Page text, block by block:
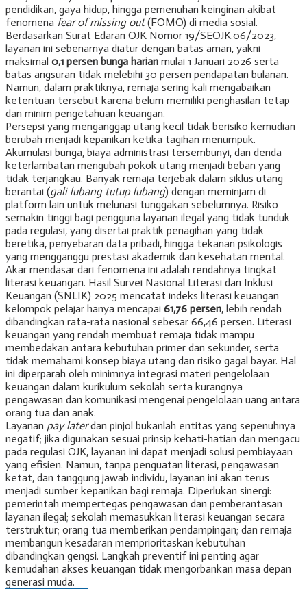
pendidikan, gaya hidup, hingga pemenuhan keinginan akibat
fenomena fear of missing out(FOMO) di media sosial.
Berdasarkan Surat Edaran OJK Nomor 19/SEOJK.06/2023,
layanan ini sebenarnya diatur dengan batas aman, yakni
maksimal 0,1 persen bunga harian mulai 1 Januari 2026 serta
batas angsuran tidak melebihi 30 persen pendapatan bulanan.
Namun, dalam praktiknya, remaja sering kali mengabaikan
ketentuan tersebut karena belum memiliki penghasilan tetap
dan minim pengetahuan keuangan.
Persepsi yang menganggap utang kecil tidak berisiko kemudian
berubah menjadi kepanikan ketika tagihan menumpuk.
Akumulasi bunga, biaya administrasi tersembunyi, dan denda
keterlambatan mengubah pokok utang menjadi beban yang
tidak terjangkau. Banyak remaja terjebak dalam siklus utang
berantai (gali lubang tutup lubang) dengan meminjam di
platform lain untuk melunasi tunggakan sebelumnya. Risiko
semakin tinggi bagi pengguna layanan ilegal yang tidak tunduk
pada regulasi, yang disertai praktik penagihan yang tidak
beretika, penyebaran data pribadi, hingga tekanan psikologis
yang mengganggu prestasi akademik dan kesehatan mental.
Akar mendasar dari fenomena ini adalah rendahnya tingkat
literasi keuangan. Hasil Survei Nasional Literasi dan Inklusi
Keuangan (SNLIK) 2025 mencatat indeks literasi keuangan
kelompok pelajar hanya mencapai 61,76 persen, lebih rendah
dibandingkan rata-rata nasional sebesar 66,46 persen. Literasi
keuangan yang rendah membuat remaja tidak mampu
membedakan antara kebutuhan primer dan sekunder, serta
tidak memahami konsep biaya utang dan risiko gagal bayar. Hal
ini diperparah oleh minimnya integrasi materi pengelolaan
keuangan dalam kurikulum sekolah serta kurangnya
pengawasan dan komunikasi mengenai pengelolaan uang antara
orang tua dan anak.
Layanan pay laterdan pinjol bukanlah entitas yang sepenuhnya
negatif; jika digunakan sesuai prinsip kehati-hatian dan mengacu
pada regulasi OJK, layanan ini dapat menjadi solusi pembiayaan
yang efisien. Namun, tanpa penguatan literasi, pengawasan
ketat, dan tanggung jawab individu, layanan ini akan terus
menjadi sumber kepanikan bagi remaja. Diperlukan sinergi:
pemerintah mempertegas pengawasan dan pemberantasan
layanan ilegal; sekolah memasukkan literasi keuangan secara
terstruktur; orang tua memberikan pendampingan; dan remaja
membangun kesadaran memprioritaskan kebutuhan
dibandingkan gengsi. Langkah preventif ini penting agar
kemudahan akses keuangan tidak mengorbankan masa depan
generasi muda.